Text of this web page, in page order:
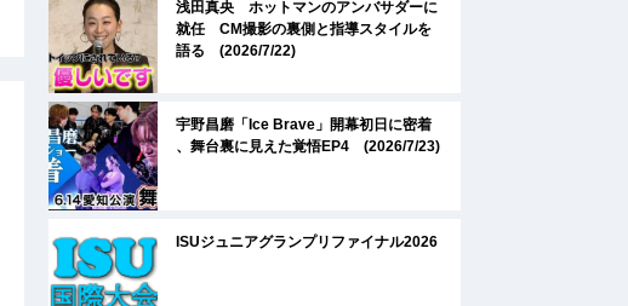
浅田真央 ホットマンのアンバサダーに
就任 CM撮影の裏側と指導スタイルを
語る (2026/7/22)
宇野昌磨「Ice Brave」開幕初日に密着
、舞台裏に見えた覚悟EP4 (2026/7/23)
ISUジュニアグランプリファイナル2026